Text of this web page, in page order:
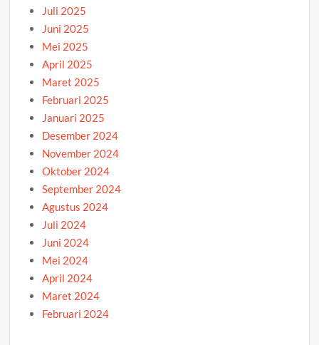
Juli 2025
Juni 2025
Mei 2025
April 2025
Maret 2025
Februari 2025
Januari 2025
Desember 2024
November 2024
Oktober 2024
September 2024
Agustus 2024
Juli 2024
Juni 2024
Mei 2024
April 2024
Maret 2024
Februari 2024